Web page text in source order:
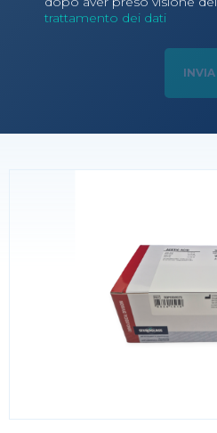
trattamento dei dati